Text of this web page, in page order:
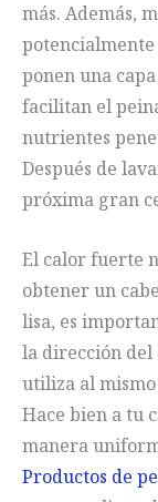
más. Además,
potencialmente
ponen una
facilitan el
nutrientes
Después de
próxima gran
El calor fuerte
obtener un
lisa, es
la dirección del
utiliza al mismo
Hace bien a tu
manera
Productos de